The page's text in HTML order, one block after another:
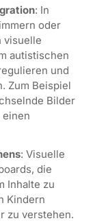
: In
oder
visuelle
autistischen
und
Zum Beispiel
Bilder
einen
: Visuelle
die
Inhalte zu
Kindern
zu verstehen.